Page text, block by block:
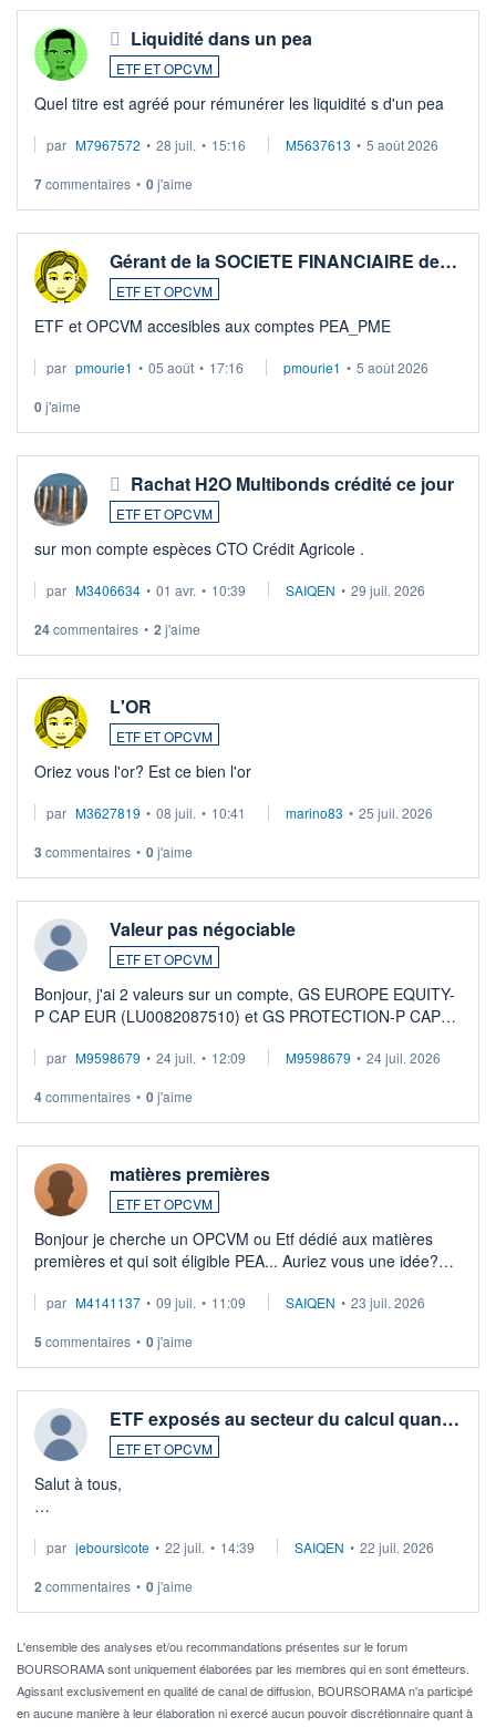
Liquidité dans un pea
ETF ET OPCVM
Quel titre est agréé pour rémunérer les liquidité s d'un pea
par M7967572 • 28 juil. • 15:16 M5637613 • 5 août 2026
7commentaires • 0j'aime
Gérant de la SOCIETE FINANCIAIRE de…
ETF ET OPCVM
ETF et OPCVM accesibles aux comptes PEA_PME
par pmourie1 • 05 août • 17:16 pmourie1 • 5 août 2026
0j'aime
Rachat H2O Multibonds crédité ce jour
ETF ET OPCVM
sur mon compte espèces CTO Crédit Agricole .
par M3406634 • 01 avr. • 10:39 SAIQEN • 29 juil. 2026
24commentaires • 2 j'aime
L'OR
ETF ET OPCVM
Oriez vous l'or? Est ce bien l'or
par M3627819 • 08 juil. • 10:41 marino83 • 25 juil. 2026
3 commentaires • 0j'aime
Valeur pas négociable
ETF ET OPCVM
Bonjour, j'ai 2 valeurs sur un compte, GS EUROPE EQUITY-
P CAP EUR (LU0082087510) et GS PROTECTION-P CAP
veux procéder à la vente, on me signale ...
par M9598679 • 24 juil. • 12:09 M9598679 • 24 juil. 2026
4commentaires • 0j'aime
matières premières
ETF ET OPCVM
Bonjour je cherche un OPCVM ou Etf dédié aux matières
premières et qui soit éligible PEA... Auriez vous une idée?
par M4141137 • 09 juil. • 11:09 SAIQEN • 23 juil. 2026
5 commentaires • 0j'aime
ETF exposés au secteur du calcul quan…
ETF ET OPCVM
Salut à tous,
via un ETF plutôt que des actions individuelles.
Idéalement, je voudrais qu'il soit éligible au PEA.
Pour l' ...
par jeboursicote • 22 juil. • 14:39 SAIQEN • 22 juil. 2026
2 commentaires • 0j'aime
L'ensemble des analyses et/ou recommandations présentes sur le forum
BOURSORAMA sont uniquement élaborées par les membres qui en sont émetteurs.
Agissant exclusivement en qualité de canal de diffusion, BOURSORAMA n'a participé
en aucune manière à leur élaboration ni exercé aucun pouvoir discrétionnaire quant à